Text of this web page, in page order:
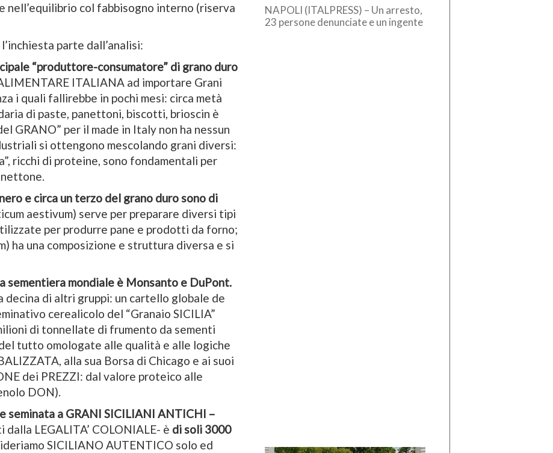
nell’equilibrio col fabbisogno interno (riserva
parte dall’analisi:
“produttore-consumatore” di grano duro
ITALIANA ad importare Grani
i quali fallirebbe in pochi mesi: circa metà
di paste, panettoni, biscotti, brioscin è
GRANO” per il made in Italy non ha nessun
si ottengono mescolando grani diversi:
ricchi di proteine, sono fondamentali per
e circa un terzo del grano duro sono di
aestivum) serve per preparare diversi tipi
per produrre pane e prodotti da forno;
ha una composizione e struttura diversa e si
sementiera mondiale è Monsanto e DuPont.
decina di altri gruppi: un cartello globale de
cerealicolo del “Granaio SICILIA”
di tonnellate di frumento da sementi
tutto omologate alle qualità e alle logiche
alla sua Borsa di Chicago e ai suoi
dei PREZZI: dal valore proteico alle
DON).
seminata a GRANI SICILIANI ANTICHI –
LEGALITA’ COLONIALE- è di soli 3000
SICILIANO AUTENTICO solo ed
NAPOLI (ITALPRESS) – Un arresto,
23 persone denunciate e un ingente